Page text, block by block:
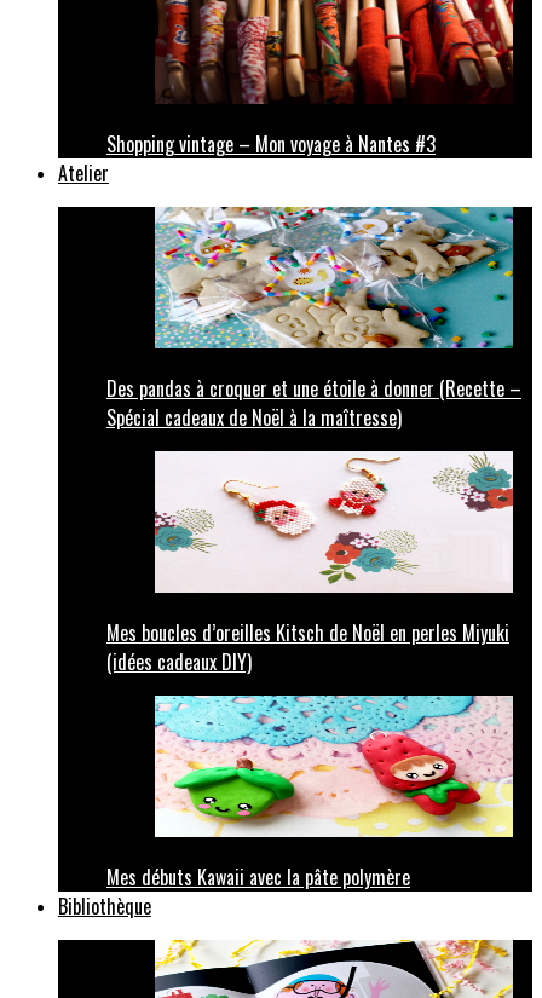
Shopping vintage – Mon voyage à Nantes #3
Atelier
Des pandas à croquer et une étoile à donner (Recette –
Spécial cadeaux de Noël à la maîtresse)
Mes boucles d’oreilles Kitsch de Noël en perles Miyuki
(idées cadeaux DIY)
Mes débuts Kawaii avec la pâte polymère
Bibliothèque